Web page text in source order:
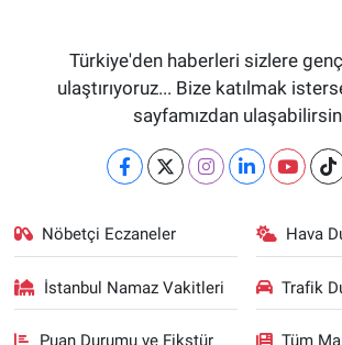
Türkiye'den haberleri sizlere
ulaştırıyoruz... Bize katılmak
sayfamızdan
Nöbetçi Eczaneler Hava
İstanbul Namaz Vakitleri Trafik
Puan Durumu ve Fikstür Tüm